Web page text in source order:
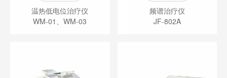
温热低电位治疗仪
WM-01、WM-03
频谱治疗仪
JF-802A